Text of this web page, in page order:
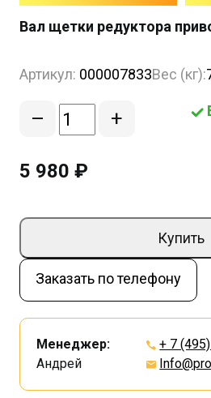
Вал щетки редуктора
Артикул: 000007833Вес (кг):
– +
5 980 ₽
Купить
Заказать по телефону
Менеджер:
Андрей
+ 7